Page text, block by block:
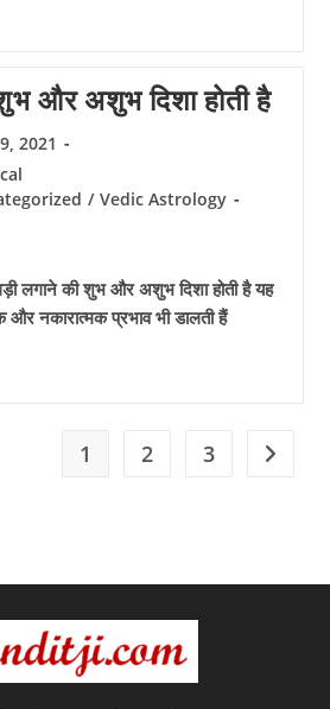
और अशुभ दिशा होती है
2021
/ Vedic Astrology
लगाने की शुभ और अशुभ दिशा होती है यह
और नकारात्मक प्रभाव भी डालती हैं
1 2 3 Go to